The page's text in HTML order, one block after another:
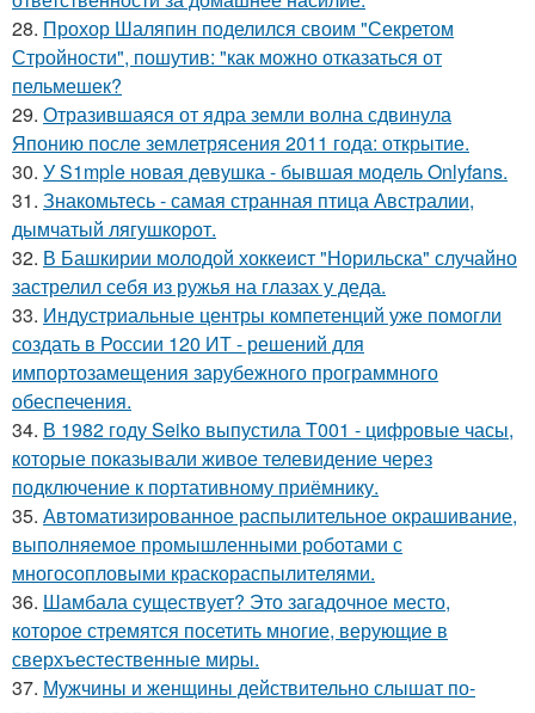
28. Прохор Шаляпин поделился своим "Секретом
Стройности", пошутив: "как можно отказаться от
пельмешек?
29. Отразившаяся от ядра земли волна сдвинула
Японию после землетрясения 2011 года: открытие.
30. У S1mple новая девушка - бывшая модель Onlyfans.
31. Знакомьтесь - самая странная птица Австралии,
дымчатый лягушкорот.
32. В Башкирии молодой хоккеист "Норильска" случайно
застрелил себя из ружья на глазах у деда.
33. Индустриальные центры компетенций уже помогли
создать в России 120 ИТ - решений для
импортозамещения зарубежного программного
обеспечения.
34. В 1982 году Seiko выпустила T001 - цифровые часы,
которые показывали живое телевидение через
подключение к портативному приёмнику.
35. Автоматизированное распылительное окрашивание,
выполняемое промышленными роботами с
многосопловыми краскораспылителями.
36. Шамбала существует? Это загадочное место,
которое стремятся посетить многие, верующие в
сверхъестественные миры.
37. Мужчины и женщины действительно слышат по-